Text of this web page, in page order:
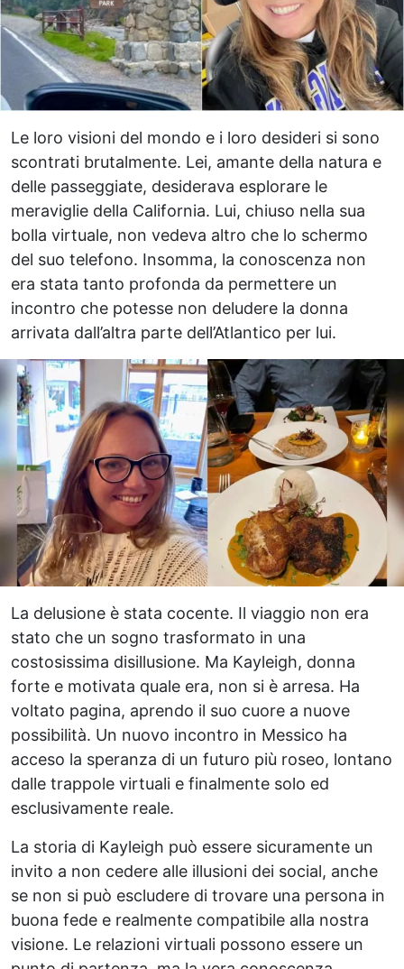
Le loro visioni del mondo e i loro desideri si sono
scontrati brutalmente. Lei, amante della natura e
delle passeggiate, desiderava esplorare le
meraviglie della California. Lui, chiuso nella sua
bolla virtuale, non vedeva altro che lo schermo
del suo telefono. Insomma, la conoscenza non
era stata tanto profonda da permettere un
incontro che potesse non deludere la donna
arrivata dall’altra parte dell’Atlantico per lui.
La delusione è stata cocente. Il viaggio non era
stato che un sogno trasformato in una
costosissima disillusione. Ma Kayleigh, donna
forte e motivata quale era, non si è arresa. Ha
voltato pagina, aprendo il suo cuore a nuove
possibilità. Un nuovo incontro in Messico ha
acceso la speranza di un futuro più roseo, lontano
dalle trappole virtuali e finalmente solo ed
esclusivamente reale.
La storia di Kayleigh può essere sicuramente un
invito a non cedere alle illusioni dei social, anche
se non si può escludere di trovare una persona in
buona fede e realmente compatibile alla nostra
visione. Le relazioni virtuali possono essere un